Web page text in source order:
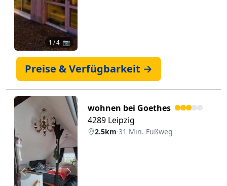
1 / 4 📷
Preise & Verfügbarkeit →
Zurück Weiter
wohnen bei Goethes
4289 Leipzig
2.5km·31 Min. Fußweg